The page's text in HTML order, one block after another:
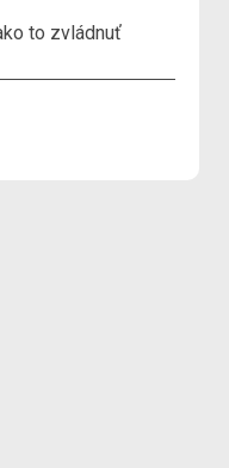
to zvládnuť